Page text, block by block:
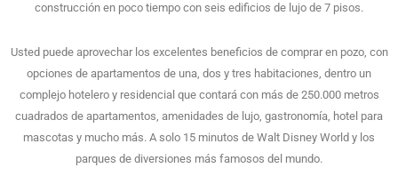
construcción en poco tiempo con seis edificios de lujo de 7 pisos.
Usted puede aprovechar los excelentes beneficios de comprar en pozo, con
opciones de apartamentos de una, dos y tres habitaciones, dentro un
complejo hotelero y residencial que contará con más de 250.000 metros
cuadrados de apartamentos, amenidades de lujo, gastronomía, hotel para
mascotas y mucho más. A solo 15 minutos de Walt Disney World y los
parques de diversiones más famosos del mundo.